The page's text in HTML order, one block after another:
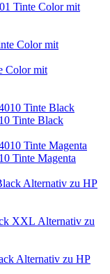
Tinte Color mit
Color mit
Tinte Black
Tinte Magenta
Alternativ zu HP
Alternativ zu
Alternativ zu HP